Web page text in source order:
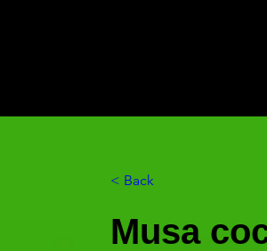
< Back
Musa